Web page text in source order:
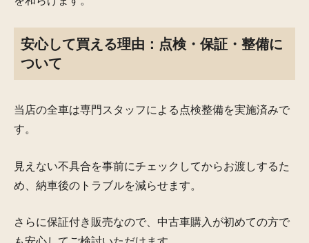
安心して買える理由：点検・保証・整備に
ついて
当店の全車は専門スタッフによる点検整備を実施済みで
す。
見えない不具合を事前にチェックしてからお渡しするた
め、納車後のトラブルを減らせます。
さらに保証付き販売なので、中古車購入が初めての方で